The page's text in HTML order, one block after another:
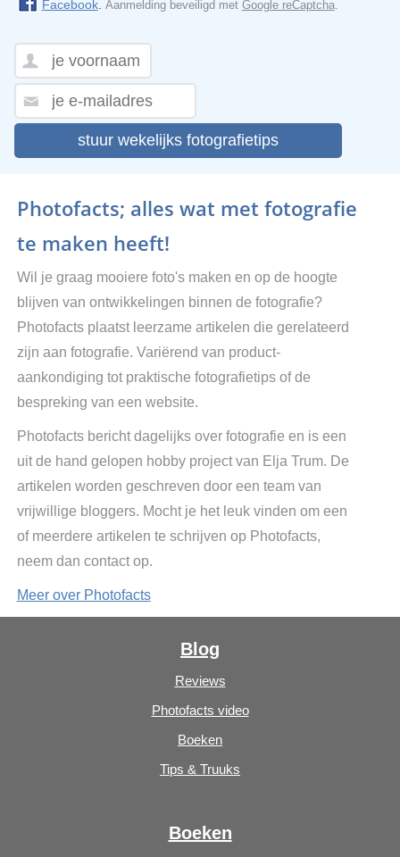
Facebook. Aanmelding beveiligd met Google reCaptcha.
stuur wekelijks fotografietips
Photofacts; alles wat met fotografie
te maken heeft!
Wil je graag mooiere foto's maken en op de hoogte
blijven van ontwikkelingen binnen de fotografie?
Photofacts plaatst leerzame artikelen die gerelateerd
zijn aan fotografie. Variërend van product-
aankondiging tot praktische fotografietips of de
bespreking van een website.
Photofacts bericht dagelijks over fotografie en is een
uit de hand gelopen hobby project van Elja Trum. De
artikelen worden geschreven door een team van
vrijwillige bloggers. Mocht je het leuk vinden om een
of meerdere artikelen te schrijven op Photofacts,
neem dan contact op.
Meer over Photofacts
Blog
Reviews
Photofacts video
Boeken
Tips & Truuks
Boeken